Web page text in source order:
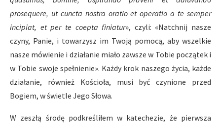
prosequere, ut cuncta nostra oratio et operatio a te semper
incipiat, et per te coepta finiatur», czyli: «Natchnij nasze
czyny, Panie, i towarzysz im Twoją pomocą, aby wszelkie
nasze mówienie i działanie miało zawsze w Tobie początek i
w Tobie swoje spełnienie». Każdy krok naszego życia, każde
działanie, również Kościoła, musi być czynione przed
Bogiem, w świetle Jego Słowa.
W zeszłą środę podkreśliłem w katechezie, że pierwsza